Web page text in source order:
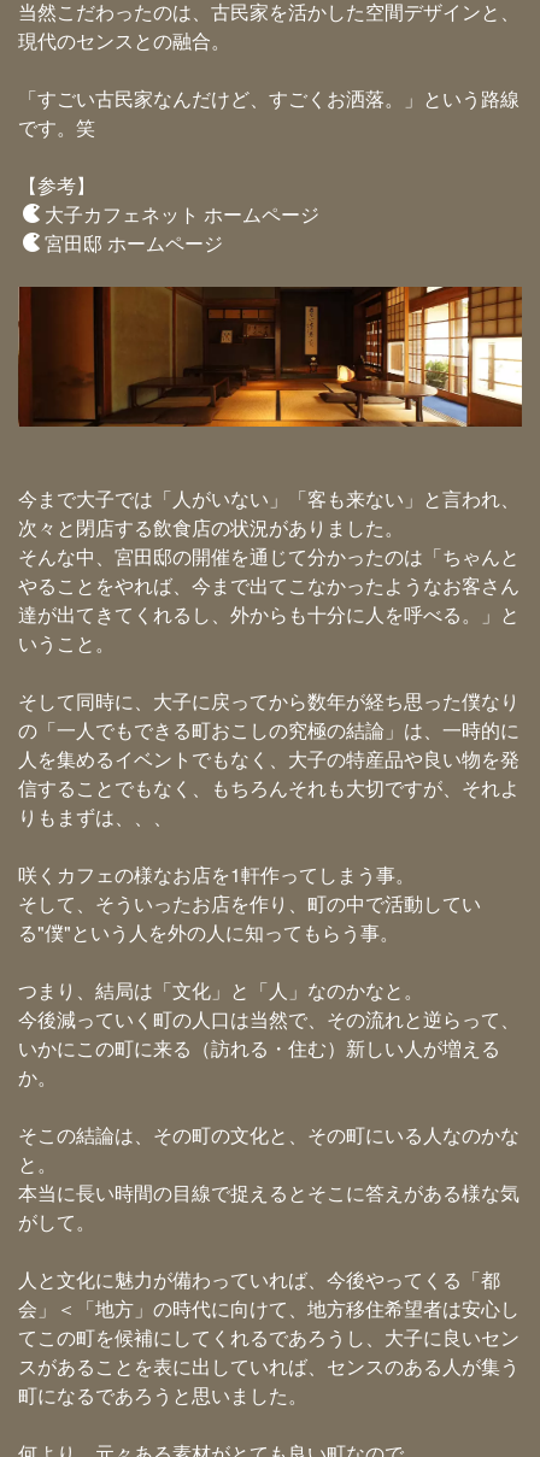
当然こだわったのは、古民家を活かした空間デザインと、
現代のセンスとの融合。
「すごい古民家なんだけど、すごくお洒落。」という路線
です。笑
【参考】
大子カフェネット ホームページ
宮田邸 ホームページ
今まで大子では「人がいない」「客も来ない」と言われ、
次々と閉店する飲食店の状況がありました。
そんな中、宮田邸の開催を通じて分かったのは「ちゃんと
やることをやれば、今まで出てこなかったようなお客さん
達が出てきてくれるし、外からも十分に人を呼べる。」と
いうこと。
そして同時に、大子に戻ってから数年が経ち思った僕なり
の「一人でもできる町おこしの究極の結論」は、一時的に
人を集めるイベントでもなく、大子の特産品や良い物を発
信することでもなく、もちろんそれも大切ですが、それよ
りもまずは、、、
咲くカフェの様なお店を1軒作ってしまう事。
そして、そういったお店を作り、町の中で活動してい
る"僕"という人を外の人に知ってもらう事。
つまり、結局は「文化」と「人」なのかなと。
今後減っていく町の人口は当然で、その流れと逆らって、
いかにこの町に来る（訪れる・住む）新しい人が増える
か。
そこの結論は、その町の文化と、その町にいる人なのかな
と。
本当に長い時間の目線で捉えるとそこに答えがある様な気
がして。
人と文化に魅力が備わっていれば、今後やってくる「都
会」＜「地方」の時代に向けて、地方移住希望者は安心し
てこの町を候補にしてくれるであろうし、大子に良いセン
スがあることを表に出していれば、センスのある人が集う
町になるであろうと思いました。